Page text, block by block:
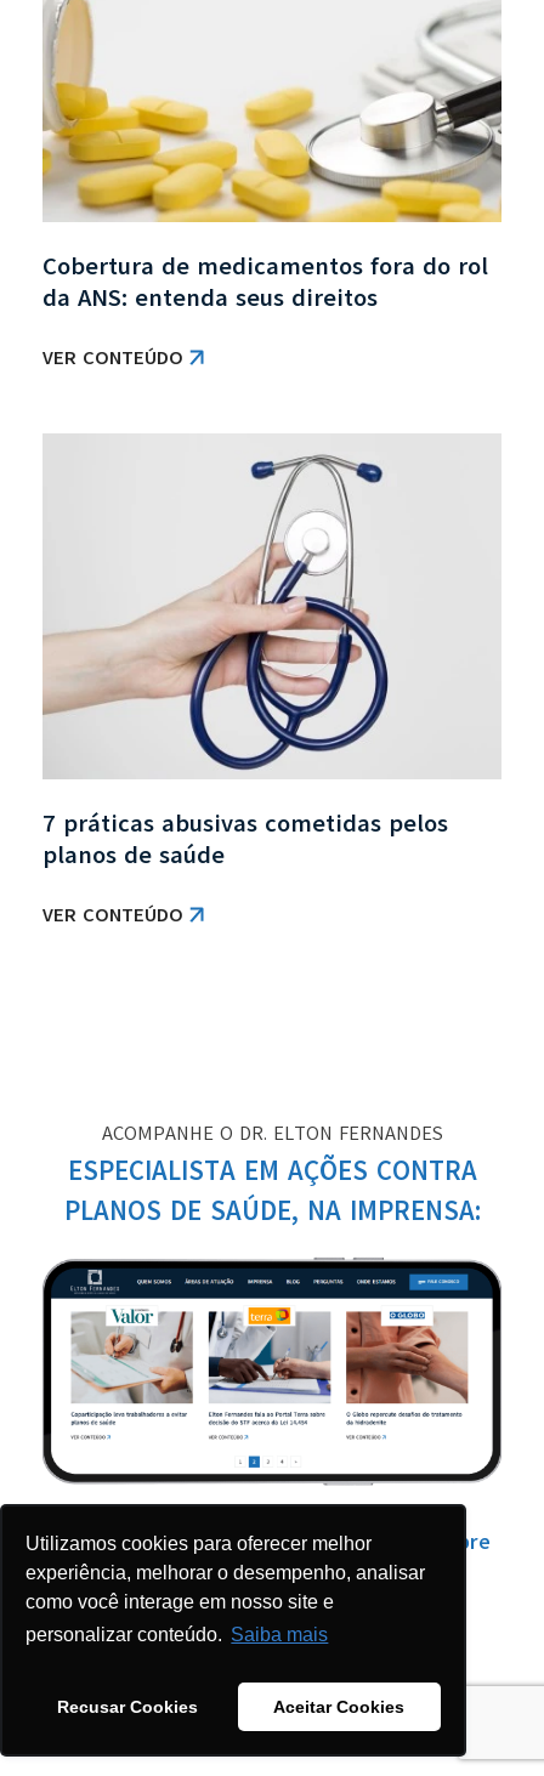
Utilizamos cookies para oferecer melhor
experiência, melhorar o desempenho, analisar
como você interage em nosso site e
personalizar conteúdo. Saiba mais
Recusar Cookies Aceitar Cookies
Cobertura de medicamentos fora do rol
da ANS: entenda seus direitos
VER CONTEÚDO
7 práticas abusivas cometidas pelos
planos de saúde
VER CONTEÚDO
ACOMPANHE O DR. ELTON FERNANDES
ESPECIALISTA EM AÇÕES CONTRA
PLANOS DE SAÚDE, NA IMPRENSA:
Siga nossas redes sociais e saiba mais sobre
Direito da Saúde: